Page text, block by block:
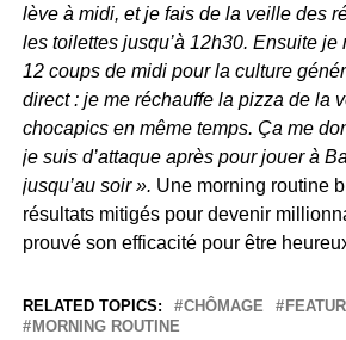
lève à midi, et je fais de la veille des
les toilettes jusqu’à 12h30. Ensuite je
12 coups de midi pour la culture
direct : je me réchauffe la pizza de la
chocapics en même temps. Ça me
je suis d’attaque après pour jouer à
jusqu’au soir ». Une morning routine
résultats mitigés pour devenir
prouvé son efficacité pour être
RELATED TOPICS: CHÔMAGE
MORNING ROUTINE